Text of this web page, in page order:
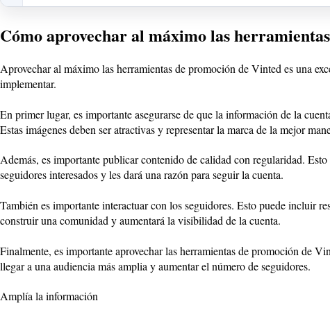
Cómo aprovechar al máximo las
Aprovechar al máximo las herramientas de promoción de Vinted es una
implementar.
En primer lugar, es importante asegurarse de que la información de la
Estas imágenes deben ser atractivas y representar la marca de la mejor
Además, es importante publicar contenido de calidad con regularidad.
seguidores interesados y les dará una razón para seguir la cuenta.
También es importante interactuar con los seguidores. Esto puede incluir
construir una comunidad y aumentará la visibilidad de la cuenta.
Finalmente, es importante aprovechar las herramientas de promoción de
llegar a una audiencia más amplia y aumentar el número de seguidores.
Amplía la información